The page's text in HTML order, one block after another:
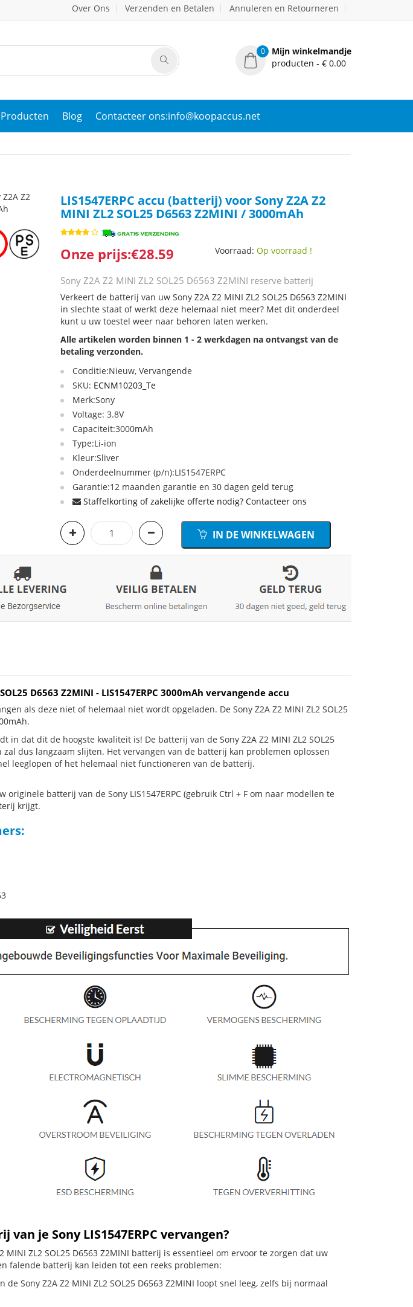
Over Ons Verzenden en Betalen Annuleren en Retourneren
0
Mijn winkelmandje
producten - € 0.00
Blog Contacteer ons:info@koopaccus.net
LIS1547ERPC accu (batterij) voor Sony Z2A Z2
MINI ZL2 SOL25 D6563 Z2MINI / 3000mAh
Onze prijs:€28.59 Voorraad:Op voorraad !
Sony Z2A Z2 MINI ZL2 SOL25 D6563 Z2MINI reserve batterij
Verkeert de batterij van uw Sony Z2A Z2 MINI ZL2 SOL25 D6563 Z2MINI
in slechte staat of werkt deze helemaal niet meer? Met dit onderdeel
kunt u uw toestel weer naar behoren laten werken.
Alle artikelen worden binnen 1 - 2 werkdagen na ontvangst van de
betaling verzonden.
Conditie:Nieuw, Vervangende
SKU: ECNM10203_Te
Merk:Sony
Voltage: 3.8V
Capaciteit:3000mAh
Type:Li-ion
Kleur:Sliver
Onderdeelnummer (p/n):LIS1547ERPC
Garantie:12 maanden garantie en 30 dagen geld terug
Staffelkorting of zakelijke offerte nodig? Contacteer ons
IN DE WINKELWAGEN
D6563 Z2MINI - LIS1547ERPC 3000mAh vervangende accu
als deze niet of helemaal niet wordt opgeladen. De Sony Z2A Z2 MINI ZL2 SOL25
in dat dit de hoogste kwaliteit is! De batterij van de Sony Z2A Z2 MINI ZL2 SOL25
zal dus langzaam slijten. Het vervangen van de batterij kan problemen oplossen
leeglopen of het helemaal niet functioneren van de batterij.
batterij van de Sony LIS1547ERPC (gebruik Ctrl + F om naar modellen te
krijgt.
je Sony LIS1547ERPC vervangen?
MINI ZL2 SOL25 D6563 Z2MINI batterij is essentieel om ervoor te zorgen dat uw
falende batterij kan leiden tot een reeks problemen:
Sony Z2A Z2 MINI ZL2 SOL25 D6563 Z2MINI loopt snel leeg, zelfs bij normaal